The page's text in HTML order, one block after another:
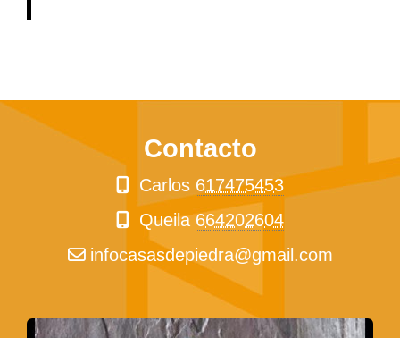
Contacto
Carlos 617475453
Queila664202604
infocasasdepiedra
gmail.com